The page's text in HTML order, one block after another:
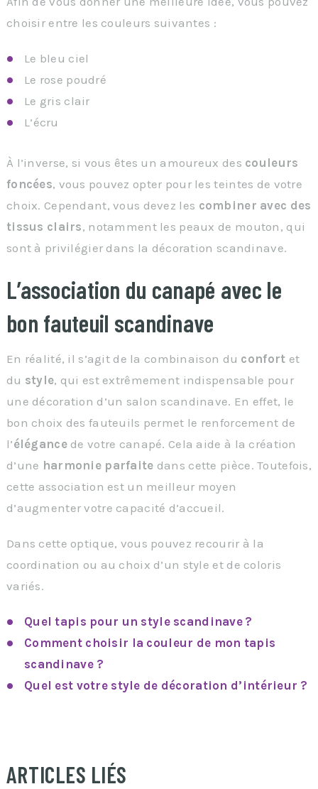
choisir entre les couleurs suivantes :
Le bleu ciel
Le rose poudré
Le gris clair
L’écru
À l’inverse, si vous êtes un amoureux des couleurs
foncées, vous pouvez opter pour les teintes de votre
choix. Cependant, vous devez les combiner avec des
tissus clairs, notamment les peaux de mouton, qui
sont à privilégier dans la décoration scandinave.
L’association du canapé avec le
bon fauteuil scandinave
En réalité, il s’agit de la combinaison du confort et
du style, qui est extrêmement indispensable pour
une décoration d’un salon scandinave. En effet, le
bon choix des fauteuils permet le renforcement de
l’élégancede votre canapé. Cela aide à la création
d’une harmonie parfaite dans cette pièce. Toutefois,
cette association est un meilleur moyen
d’augmenter votre capacité d’accueil.
Dans cette optique, vous pouvez recourir à la
coordination ou au choix d’un style et de coloris
variés.
Quel tapis pour un style scandinave ?
Comment choisir la couleur de mon tapis
scandinave ?
Quel est votre style de décoration d’intérieur ?
ARTICLES LIÉS